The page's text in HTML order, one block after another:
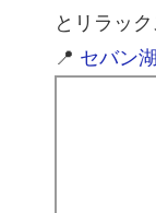
とリラック
📍 セバン湖